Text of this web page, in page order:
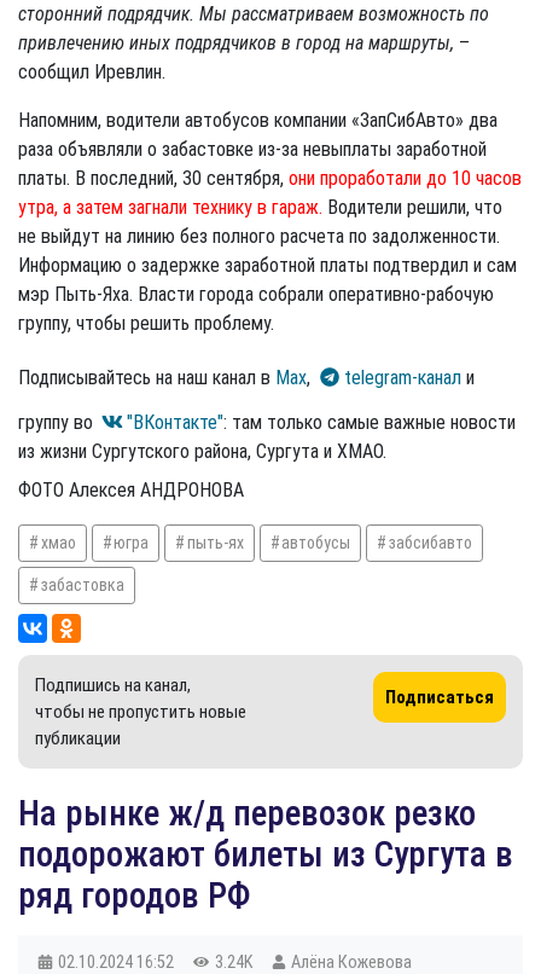
сторонний подрядчик. Мы рассматриваем возможность по
привлечению иных подрядчиков в город на маршруты, –
сообщил Иревлин.
Напомним, водители автобусов компании «ЗапСибАвто» два
раза объявляли о забастовке из-за невыплаты заработной
платы. В последний, 30 сентября, они проработали до 10 часов
утра, а затем загнали технику в гараж. Водители решили, что
не выйдут на линию без полного расчета по задолженности.
Информацию о задержке заработной платы подтвердил и сам
мэр Пыть-Яха. Власти города собрали оперативно-рабочую
группу, чтобы решить проблему.
Подписывайтесь на наш канал в Max, telegram-канал и
группу во
"ВКонтакте": там только самые важные новости
из жизни Сургутского района, Сургута и ХМАО.
ФОТО Алексея АНДРОНОВА
хмао югра пыть-ях автобусы забсибавто
забастовка
Подпишись на канал,
чтобы не пропустить новые
публикации
Подписаться
На рынке ж/д перевозок резко
подорожают билеты из Сургута в
ряд городов РФ
02.10.2024 16:52 3.24K Алёна Кожевова